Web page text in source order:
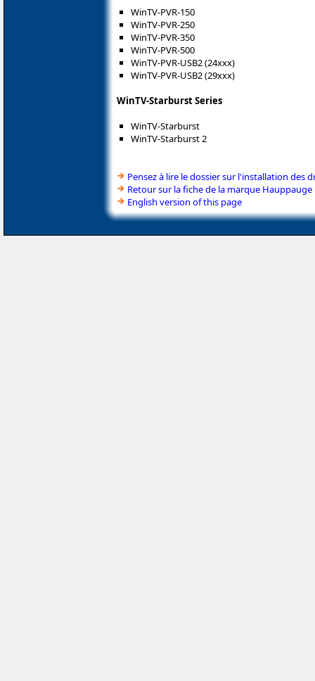
WinTV-PVR-150
WinTV-PVR-250
WinTV-PVR-350
WinTV-PVR-500
WinTV-PVR-USB2 (24xxx)
WinTV-PVR-USB2 (29xxx)
WinTV-Starburst Series
WinTV-Starburst
WinTV-Starburst 2
Pensez à lire le dossier sur l'installation des
Retour sur la fiche de la marque Hauppauge
English version of this page